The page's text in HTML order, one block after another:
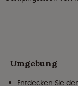
Umgebung
Entdecken Sie